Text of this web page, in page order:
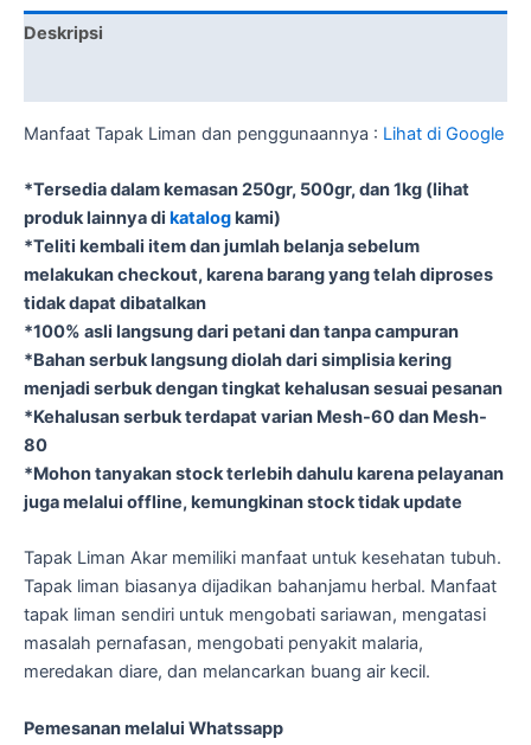
Deskripsi
Manfaat Tapak Liman dan penggunaannya : Lihat di Google
*Tersedia dalam kemasan 250gr, 500gr, dan 1kg (lihat
produk lainnya di katalogkami)
*Teliti kembali item dan jumlah belanja sebelum
melakukan checkout, karena barang yang telah diproses
tidak dapat dibatalkan
*100% asli langsung dari petani dan tanpa campuran
*Bahan serbuk langsung diolah dari simplisia kering
menjadi serbuk dengan tingkat kehalusan sesuai pesanan
*Kehalusan serbuk terdapat varian Mesh-60 dan Mesh-
80
*Mohon tanyakan stock terlebih dahulu karena pelayanan
juga melalui offline, kemungkinan stock tidak update
Tapak Liman Akar memiliki manfaat untuk kesehatan tubuh.
Tapak liman biasanya dijadikan bahanjamu herbal. Manfaat
tapak liman sendiri untuk mengobati sariawan, mengatasi
masalah pernafasan, mengobati penyakit malaria,
meredakan diare, dan melancarkan buang air kecil.
Pemesanan melalui Whatssapp